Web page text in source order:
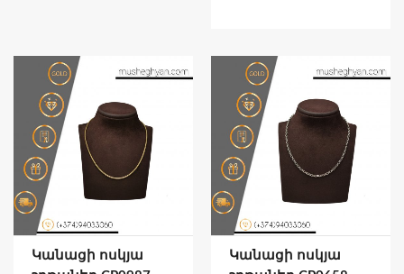
Կանացի ոսկյա
Կանացի ոսկյա